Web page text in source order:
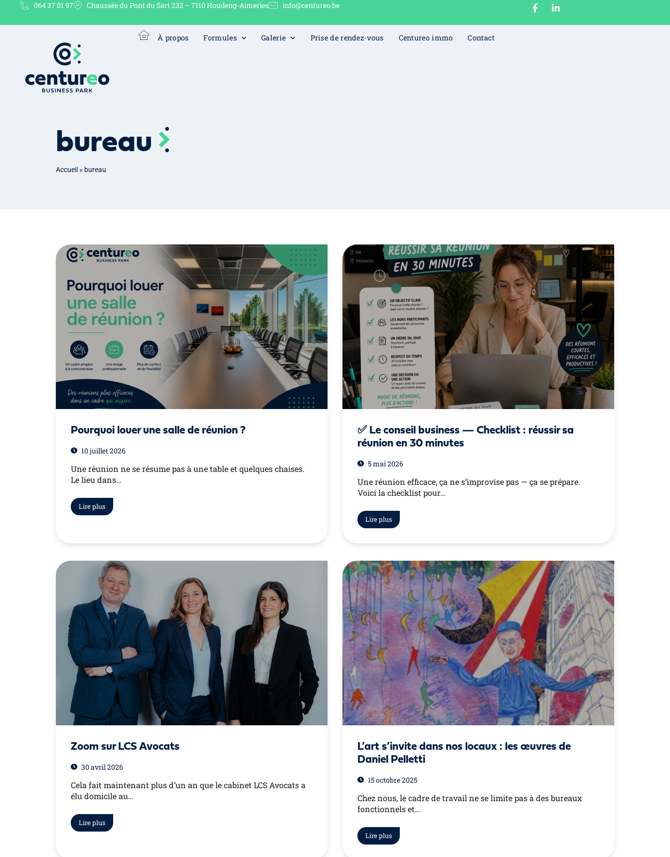
064 37 01 97 Chaussée du Pont du Sart 232 – 7110 Houdeng-Aimeries info@centureo.be
À propos Formules Galerie Prise de rendez-vous Centureo immo Contact
bureau
Accueil » bureau
Pourquoi louer une salle de réunion ?
10 juillet 2026
Une réunion ne se résume pas à une table et quelques chaises.
Le lieu dans…
Lire plus
✅ Le conseil business — Checklist : réussir sa
réunion en 30 minutes
5 mai 2026
Une réunion efficace, ça ne s’improvise pas — ça se prépare.
Voici la checklist pour…
Lire plus
Zoom sur LCS Avocats
30 avril 2026
Cela fait maintenant plus d’un an que le cabinet LCS Avocats a
élu domicile au…
Lire plus
L’art s’invite dans nos locaux : les œuvres de
Daniel Pelletti
15 octobre 2025
Chez nous, le cadre de travail ne se limite pas à des bureaux
fonctionnels et…
Lire plus